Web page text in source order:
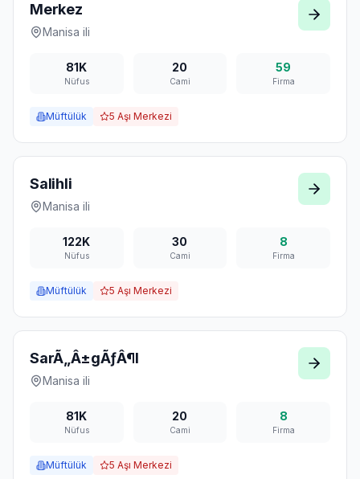
Merkez
Manisa ili
81K
Nüfus
20
Cami
59
Firma
Müftülük 5 Aşı Merkezi
Salihli
Manisa ili
122K
Nüfus
30
Cami
8
Firma
Müftülük 5 Aşı Merkezi
SarÃ„Â±gÃƒÂ¶l
Manisa ili
81K
Nüfus
20
Cami
8
Firma
Müftülük 5 Aşı Merkezi